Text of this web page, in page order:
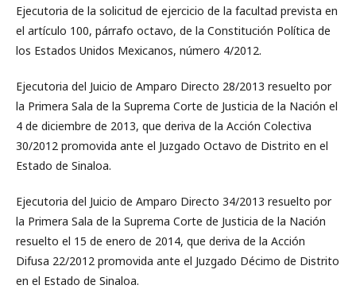
Ejecutoria de la solicitud de ejercicio de la facultad prevista en
el artículo 100, párrafo octavo, de la Constitución Política de
los Estados Unidos Mexicanos, número 4/2012.
Ejecutoria del Juicio de Amparo Directo 28/2013 resuelto por
la Primera Sala de la Suprema Corte de Justicia de la Nación el
4 de diciembre de 2013, que deriva de la Acción Colectiva
30/2012 promovida ante el Juzgado Octavo de Distrito en el
Estado de Sinaloa.
Ejecutoria del Juicio de Amparo Directo 34/2013 resuelto por
la Primera Sala de la Suprema Corte de Justicia de la Nación
resuelto el 15 de enero de 2014, que deriva de la Acción
Difusa 22/2012 promovida ante el Juzgado Décimo de Distrito
en el Estado de Sinaloa.